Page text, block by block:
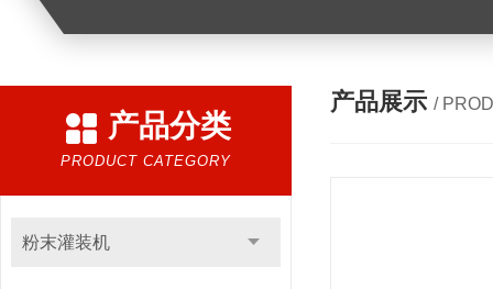
产品分类
PRODUCT CATEGORY
粉末灌装机
产品展示 /